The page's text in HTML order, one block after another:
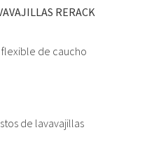
RERACK
flexible de caucho
de lavavajillas